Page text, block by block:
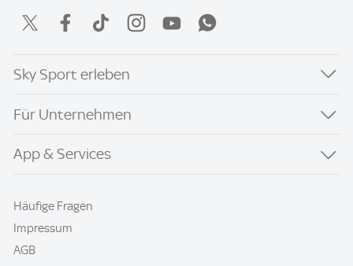
Sky Sport erleben
Für Unternehmen
App & Services
Häufige Fragen
Impressum
AGB